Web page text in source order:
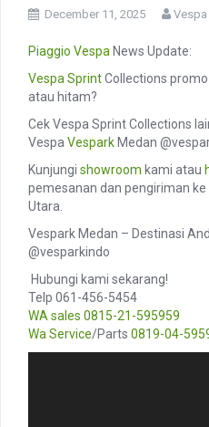
December 11, 2025 Vespa
Piaggio Vespa News Update:
Vespa SprintCollections
atau hitam?
Cek Vespa Sprint Collections
VespaVespark Medan
Kunjungi showroom kami atau
pemesanan dan pengiriman
Utara.
Vespark Medan – Destinasi
@vesparkindo
️ Hubungi kami sekarang!
Telp 061-456-5454
WA sales 0815-21-595959
Wa Service/Parts 0819-04-